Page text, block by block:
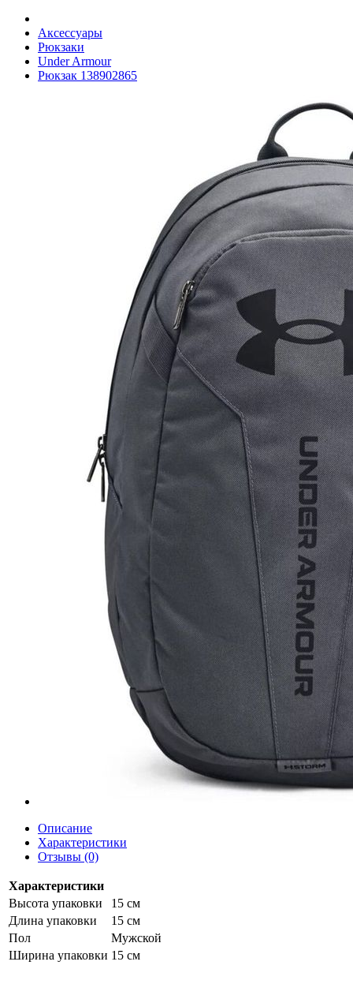
Аксессуары
Рюкзаки
Under Armour
Рюкзак 138902865
Описание
Характеристики
Отзывы (0)
Характеристики
Высота упаковки
15 см
Длина упаковки
15 см
Пол
Мужской
Ширина упаковки 15 см